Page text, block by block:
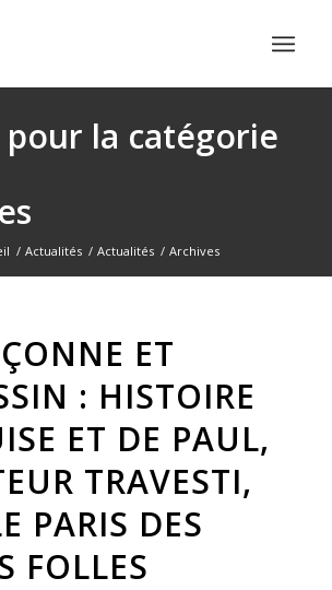
la catégorie
/ Actualités / Actualités / Archives
ET
: HISTOIRE
ET DE PAUL,
TRAVESTI,
PARIS DES
FOLLES